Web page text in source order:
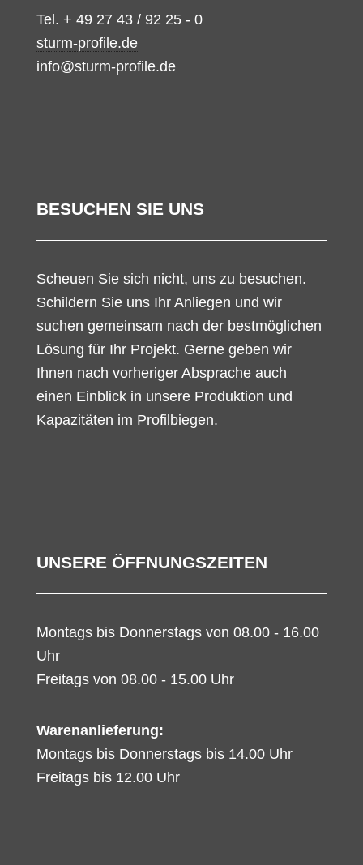
Tel. + 49 27 43 / 92 25 - 0
sturm-profile.de
info@sturm-profile.de
BESUCHEN SIE UNS
Scheuen Sie sich nicht, uns zu besuchen.
Schildern Sie uns Ihr Anliegen und wir
suchen gemeinsam nach der bestmöglichen
Lösung für Ihr Projekt. Gerne geben wir
Ihnen nach vorheriger Absprache auch
einen Einblick in unsere Produktion und
Kapazitäten im Profilbiegen.
UNSERE ÖFFNUNGSZEITEN
Montags bis Donnerstags von 08.00 - 16.00
Uhr
Freitags von 08.00 - 15.00 Uhr
Warenanlieferung:
Montags bis Donnerstags bis 14.00 Uhr
Freitags bis 12.00 Uhr